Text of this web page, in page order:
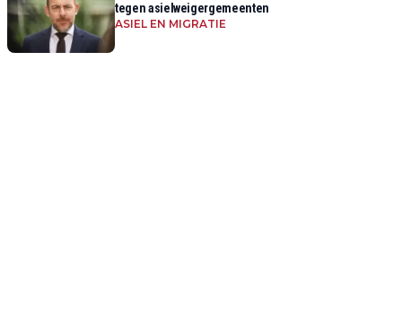
tegen asielweigergemeenten
ASIEL EN MIGRATIE